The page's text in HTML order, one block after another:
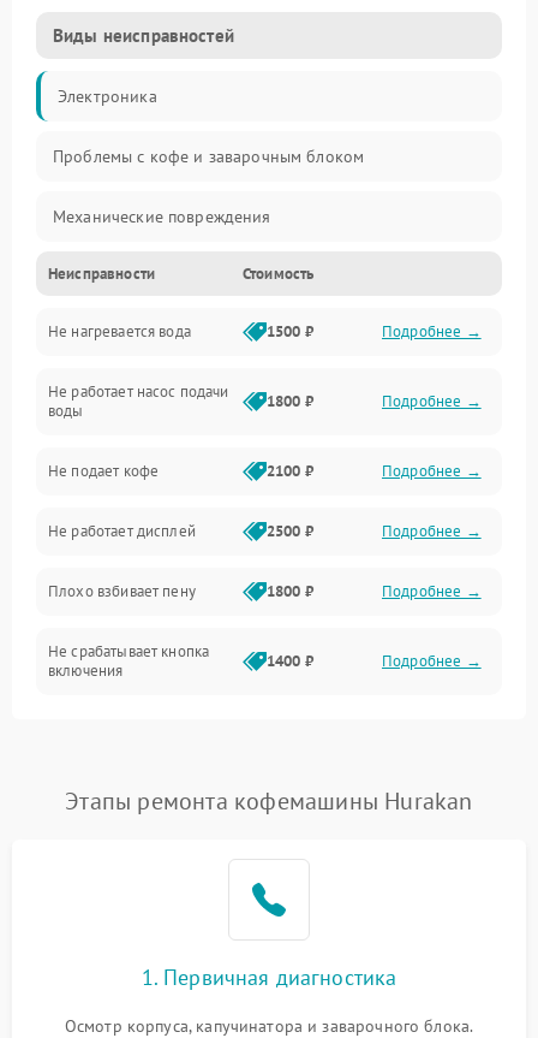
Виды неисправностей
Электроника
Проблемы с кофе и заварочным блоком
Механические повреждения
Прочие неисправности
Включение и работа
Проблемы с водой
Проблемы с капучинатором и паром
Управление и электроника
Программное обеспечение
Неисправности Стоимость
Не нагревается вода 1500 ₽ Подробнее →
Не работает насос подачи
воды
1800 ₽ Подробнее →
Не подает кофе 2100 ₽ Подробнее →
Не работает дисплей 2500 ₽ Подробнее →
Плохо взбивает пену 1800 ₽ Подробнее →
Не срабатывает кнопка
включения
1400 ₽ Подробнее →
Постоянные сбои в работе 1500 ₽ Подробнее →
Этапы ремонта кофемашины Hurakan
1. Первичная диагностика
Осмотр корпуса, капучинатора и заварочного блока.